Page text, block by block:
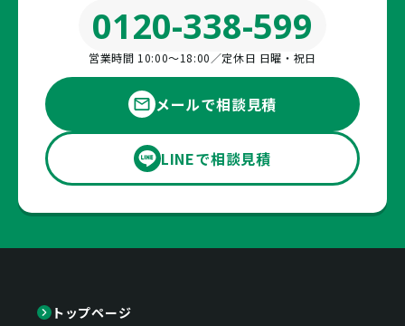
0120-338-599
営業時間 10:00〜18:00／定休日 日曜・祝日
メールで相談見積
LINEで相談見積
トップページ